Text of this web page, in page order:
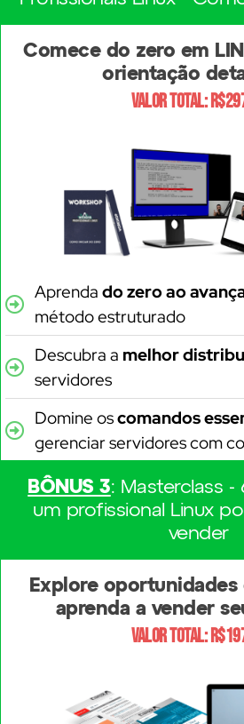
Comece do zero em
orientação
Valor total:
Aprenda do zero ao
método estruturado
Descubra a melhor
servidores
Domine oscomandos
gerenciar servidores com
BÔNUS 3: Masterclass -
um profissional Linux
vender
Explore
aprenda a vender
Valor total: